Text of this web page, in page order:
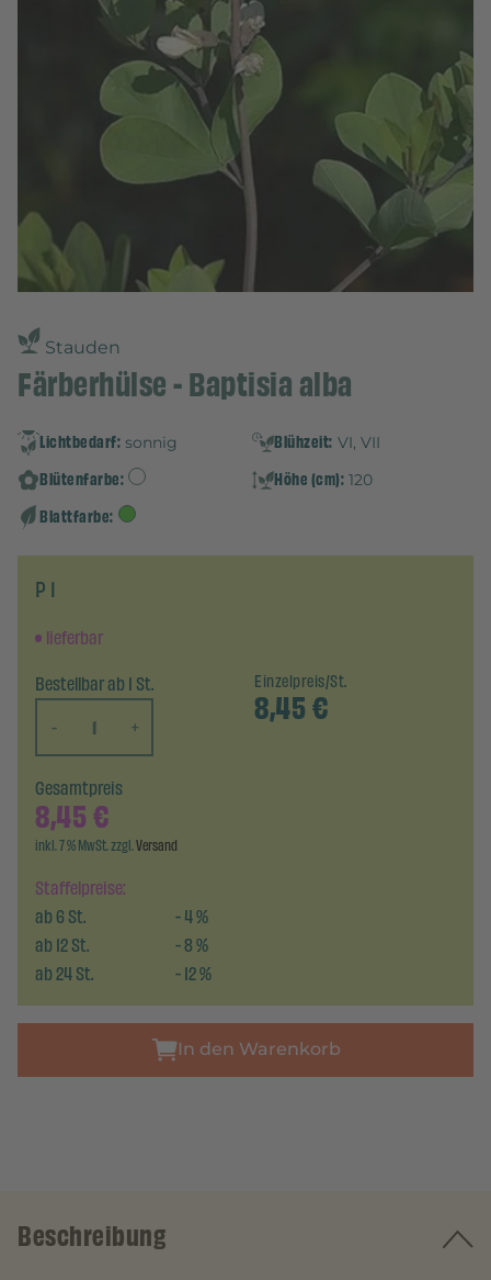
Stauden
Färberhülse - Baptisia alba
Lichtbedarf: sonnig Blühzeit: VI, VII
Blütenfarbe: Höhe (cm): 120
Blattfarbe:
P 1
lieferbar
Bestellbar ab 1 St.
-
+
Einzelpreis/St.
8,45€
Staffelpreise:
ab6St. -4%
ab12St. -8%
ab24St. -12%
Gesamtpreis
8,45€
inkl. 7 % MwSt. zzgl.Versand
In den Warenkorb
Beschreibung